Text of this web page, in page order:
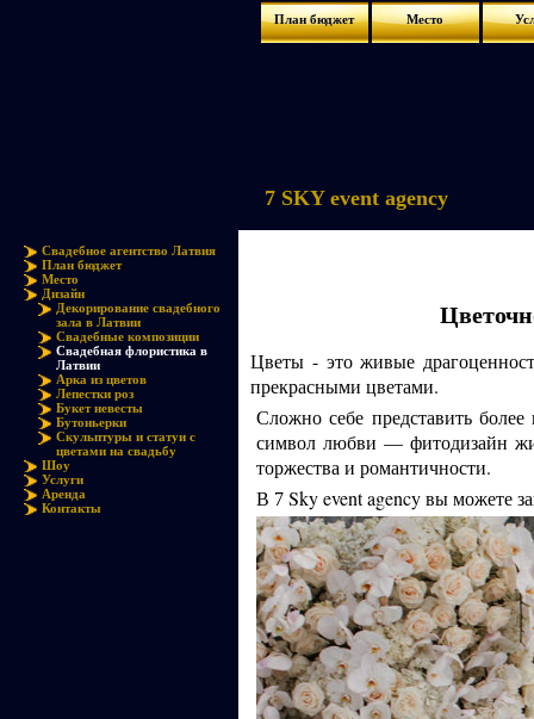
План бюджет Место
Свадебное агентство Латвия
План бюджет
Место
Дизайн
Декорирование свадебного
зала в Латвии
Свадебные композиции
Свадебная флористика в
Латвии
Арка из цветов
Лепестки роз
Букет невесты
Бутоньерки
Скульптуры и статуи с
цветами на свадьбу
Шоу
Услуги
Аренда
Контакты
7 SKY event agency
Цветы - это живые
прекрасными цветами.
Сложно себе представить
символ любви — фитодизайн
торжества и романтичности.
В 7 Sky event agency вы можете